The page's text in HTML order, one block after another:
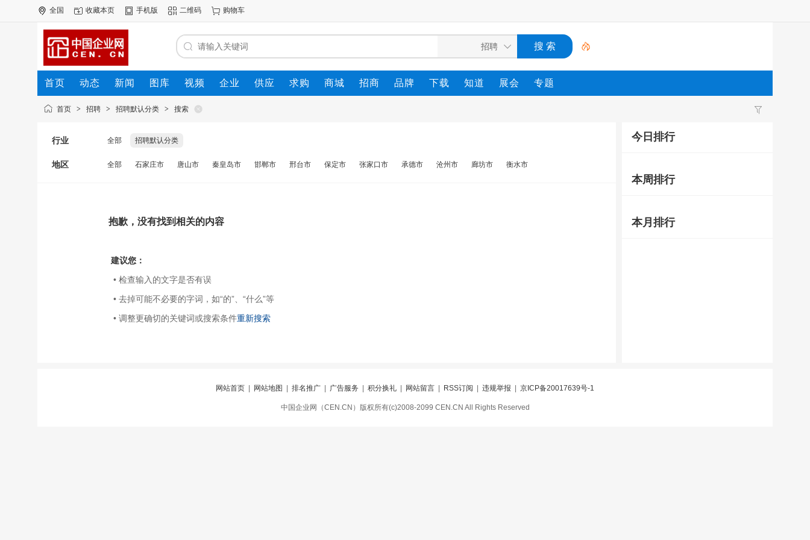
全国 收藏本页 手机版 二维码 购物车
首页 动态 新闻 图库 视频 企业 供应 求购 商城 招商 品牌 下载 知道 展会 专题
首页 > 招聘 > 招聘默认分类 > 搜索
行业 全部 招聘默认分类
地区 全部 石家庄市 唐山市 秦皇岛市 邯郸市 邢台市 保定市 张家口市 承德市 沧州市 廊坊市 衡水市
抱歉，没有找到相关的内容
建议您：
• 检查输入的文字是否有误
• 去掉可能不必要的字词，如“的”、“什么”等
• 调整更确切的关键词或搜索条件重新搜索
今日排行
本周排行
本月排行
网站首页 网站地图 排名推广 广告服务 积分换礼 网站留言 RSS订阅 违规举报 京ICP备20017639号-1
中国企业网（CEN.CN）版权所有(c)2008-2099 CEN.CN All Rights Reserved